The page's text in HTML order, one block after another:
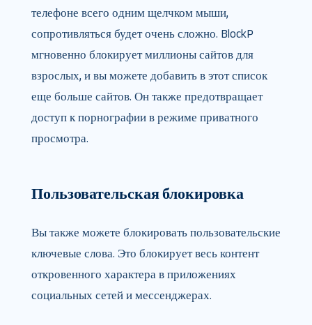
телефоне всего одним щелчком мыши,
сопротивляться будет очень сложно. BlockP
мгновенно блокирует миллионы сайтов для
взрослых, и вы можете добавить в этот список
еще больше сайтов. Он также предотвращает
доступ к порнографии в режиме приватного
просмотра.
Пользовательская блокировка
Вы также можете блокировать пользовательские
ключевые слова. Это блокирует весь контент
откровенного характера в приложениях
социальных сетей и мессенджерах.